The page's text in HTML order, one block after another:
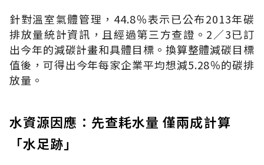
針對溫室氣體管理，44.8％表示已公布2013年碳
排放量統計資訊，且經過第三方查證。2／3已訂
出今年的減碳計畫和具體目標。換算整體減碳目標
值後，可得出今年每家企業平均想減5.28％的碳排
放量。
水資源因應：先查耗水量 僅兩成計算
「水足跡」